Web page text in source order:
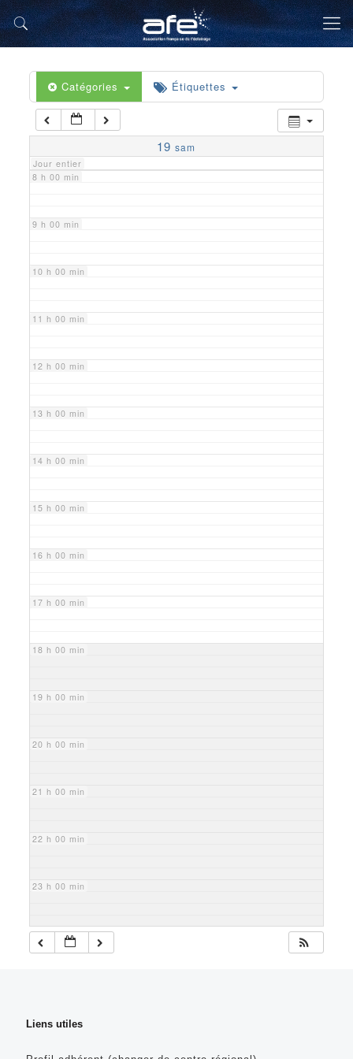
Catégories Étiquettes
19 sam
Jour entier
5 h 00 min
6 h 00 min
7 h 00 min
8 h 00 min
9 h 00 min
10 h 00 min
11 h 00 min
12 h 00 min
13 h 00 min
14 h 00 min
15 h 00 min
16 h 00 min
17 h 00 min
18 h 00 min
19 h 00 min
20 h 00 min
21 h 00 min
22 h 00 min
23 h 00 min
Liens utiles